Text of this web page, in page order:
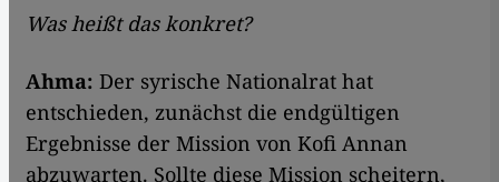
Was heißt das konkret?
Ahma: Der syrische Nationalrat hat
entschieden, zunächst die endgültigen
Ergebnisse der Mission von Kofi Annan
abzuwarten. Sollte diese Mission scheitern,